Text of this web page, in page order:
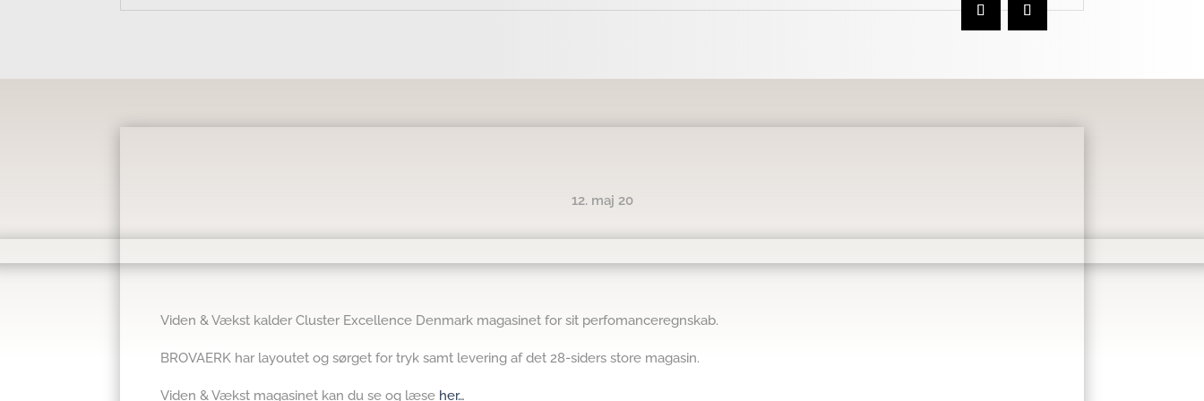
12. maj 20
Viden & Vækst kalder Cluster Excellence Denmark magasinet for sit perfomanceregnskab.
BROVAERK har layoutet og sørget for tryk samt levering af det 28-siders store magasin.
Viden & Vækst magasinet kan du se og læse her…